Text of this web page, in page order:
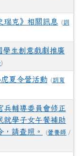
瑞克》相關訊息 (訓
生創意戲劇推廣
)
夏令營活動 (訓育
兵輔導委員會修正
就學子女午餐補助
請查照。
(營養師 /